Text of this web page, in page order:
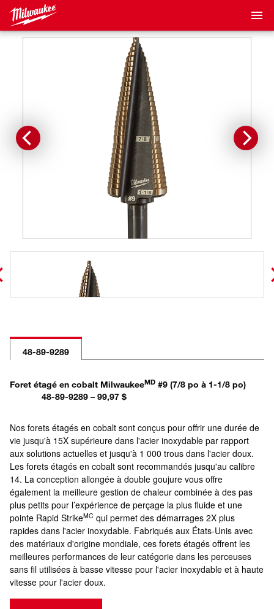
48-89-9289
Foret étagé en cobalt MilwaukeeMD #9 (7/8 po à 1-1/8 po)
48-89-9289 – 99,97 $
Nos forets étagés en cobalt sont conçus pour offrir une durée de
vie jusqu'à 15X supérieure dans l'acier inoxydable par rapport
aux solutions actuelles et jusqu'à 1 000 trous dans l'acier doux.
Les forets étagés en cobalt sont recommandés jusqu'au calibre
14. La conception allongée à double goujure vous offre
également la meilleure gestion de chaleur combinée à des pas
plus petits pour l’expérience de perçage la plus fluide et une
pointe Rapid StrikeMC qui permet des démarrages 2X plus
rapides dans l'acier inoxydable. Fabriqués aux États-Unis avec
des matériaux d'origine mondiale, ces forets étagés offrent les
meilleures performances de leur catégorie dans les perceuses
sans fil utilisées à basse vitesse pour l'acier inoxydable et à haute
vitesse pour l'acier doux.